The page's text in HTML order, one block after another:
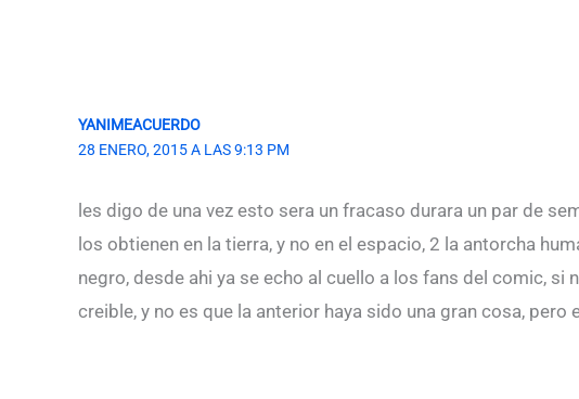
YANIMEACUERDO
28 ENERO, 2015 A LAS 9:13 PM
les digo de una vez esto sera un fracaso durara un par de
los obtienen en la tierra, y no en el espacio, 2 la antorcha
negro, desde ahi ya se echo al cuello a los fans del comic,
creible, y no es que la anterior haya sido una gran cosa, pero